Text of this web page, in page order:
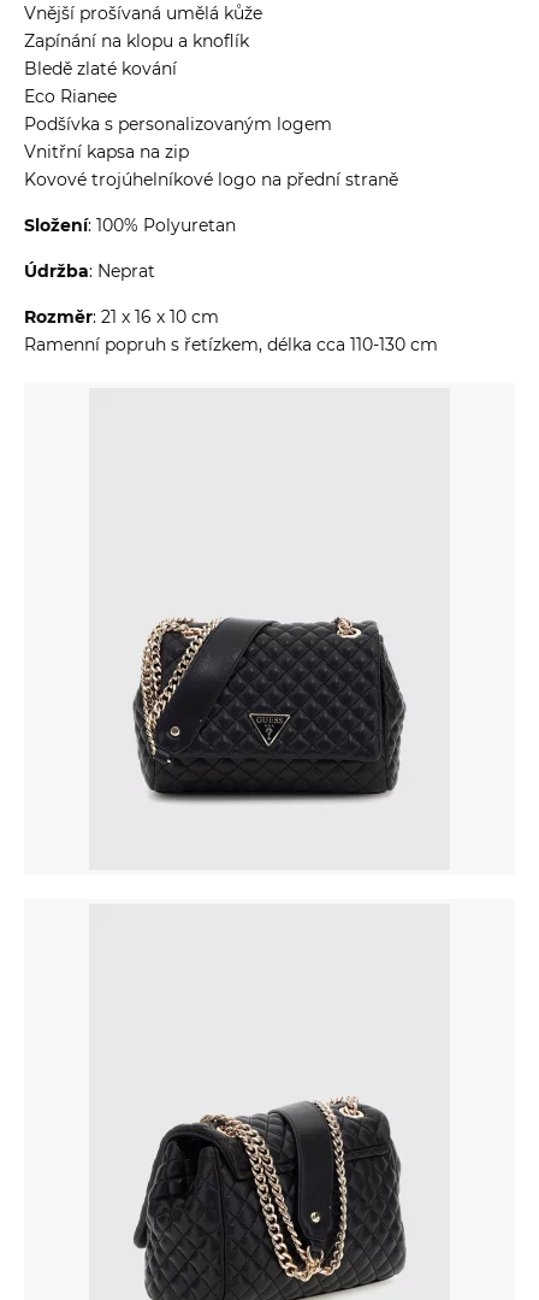
Vnější prošívaná umělá kůže
Zapínání na klopu a knoflík
Bledě zlaté kování
Eco Rianee
Podšívka s personalizovaným logem
Vnitřní kapsa na zip
Kovové trojúhelníkové logo na přední straně
Složení: 100% Polyuretan
Údržba: Neprat
Rozměr: 21 x 16 x 10 cm
Ramenní popruh s řetízkem, délka cca 110-130 cm